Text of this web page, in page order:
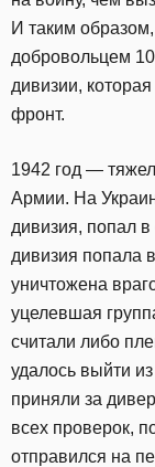
И таким
добровольцем
дивизии,
фронт.
1942 год —
Армии. На
дивизия, попал
дивизия попала
уничтожена
уцелевшая
считали либо
удалось выйти
приняли за
всех проверок,
отправился на